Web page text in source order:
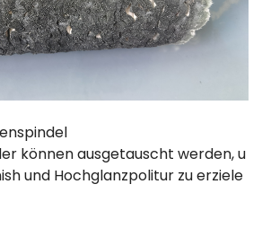
können ausgetauscht werden, u
und Hochglanzpolitur zu erziele